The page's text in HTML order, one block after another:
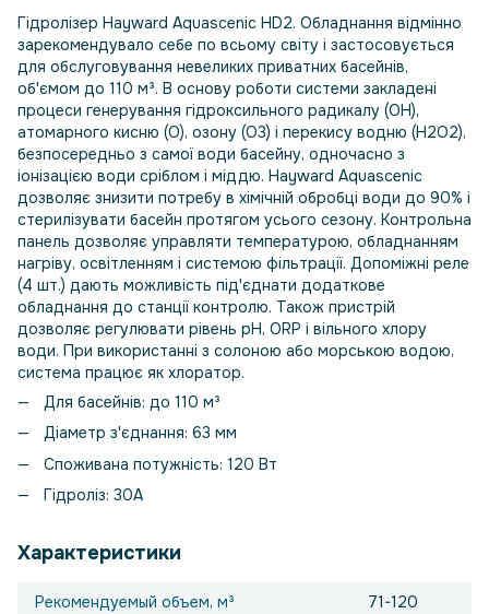
Гідролізер Hayward Aquascenic HD2. Обладнання відмінно
зарекомендувало себе по всьому світу і застосовується
для обслуговування невеликих приватних басейнів,
об'ємом до 110 м³. В основу роботи системи закладені
процеси генерування гідроксильного радикалу (ОН),
атомарного кисню (О), озону (О3) і перекису водню (Н2О2),
безпосередньо з самої води басейну, одночасно з
іонізацією води сріблом і міддю. Hayward Aquascenic
дозволяє знизити потребу в хімічній обробці води до 90% і
стерилізувати басейн протягом усього сезону. Контрольна
панель дозволяє управляти температурою, обладнанням
нагріву, освітленням і системою фільтрації. Допоміжні реле
(4 шт.) дають можливість під'єднати додаткове
обладнання до станції контролю. Також пристрій
дозволяє регулювати рівень pH, ORP і вільного хлору
води. При використанні з солоною або морською водою,
система працює як хлоратор.
Для басейнів: до 110 м³
Діаметр з'єднання: 63 мм
Споживана потужність: 120 Вт
Гідроліз: 30А
Характеристики
Рекомендуемый объем, м³ 71-120